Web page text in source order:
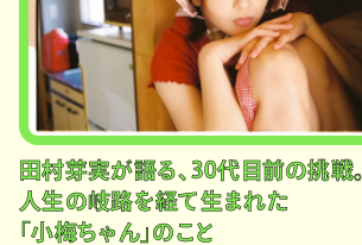
田村芽実が語る、30代目前の挑戦。
人生の岐路を経て生まれた
「小梅ちゃん」のこと